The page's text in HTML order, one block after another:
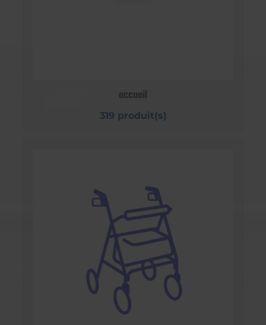
accueil
319 produit(s)